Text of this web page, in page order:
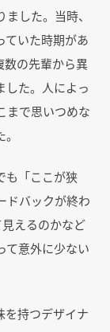
した。当時、
ていた時期があ
数の先輩から異
した。人によっ
まで思いつめな
も「ここが狭
ドバックが終わ
えるのかなど
て意外に少ない
を持つデザイナ